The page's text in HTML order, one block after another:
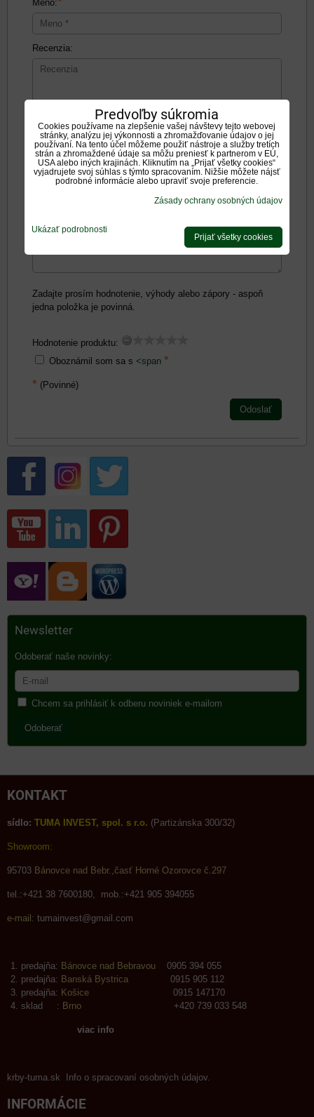
Meno:
Recenzia:
Pozitíva:
Zadajte prosím hodnotenie, výhody alebo zápory - aspoň
jedna položka je povinná.
Hodnotenie produktu:
Oboznámil som sa s <span *
* (Povinné)
Odoslať
Newsletter
Odoberať naše novinky:
Chcem sa prihlásiť k odberu noviniek e-mailom
Odoberať
KONTAKT
sídlo: TUMA INVEST, spol. s r.o. (Partizánska 300/32)
Showroom:
95703 Bánovce nad Bebr.,časť Horné Ozorovce č.297
tel.:+421 38 7600180, mob.:+421 905 394055
e-mail: tumainvest@gmail.com
predajňa: Bánovce nad Bebravou 0905 394 055
predajňa: Banská Bystrica 0915 905 112
predajňa: Košice 0915 147170
sklad : Brno +420 739 033 548
viac info
krby-tuma.sk Info o spracovaní osobných údajov.
INFORMÁCIE
Predvoľby súkromia
Cookies používame na zlepšenie vašej návštevy tejto webovej
stránky, analýzu jej výkonnosti a zhromažďovanie údajov o jej
používaní. Na tento účel môžeme použiť nástroje a služby tretích
strán a zhromaždené údaje sa môžu preniesť k partnerom v EÚ,
USA alebo iných krajinách. Kliknutím na „Prijať všetky cookies“
vyjadrujete svoj súhlas s týmto spracovaním. Nižšie môžete nájsť
podrobné informácie alebo upraviť svoje preferencie.
Zásady ochrany osobných údajov
Ukázať podrobnosti
Prijať všetky cookies